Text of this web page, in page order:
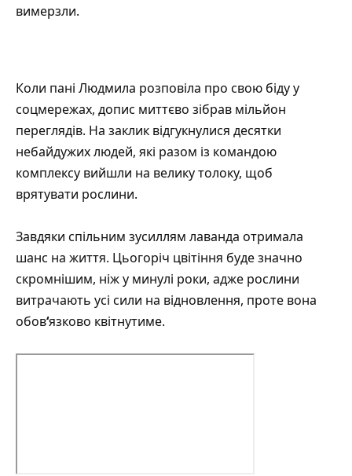
вимерзли.
Коли пані Людмила розповіла про свою біду у
соцмережах, допис миттєво зібрав мільйон
переглядів. На заклик відгукнулися десятки
небайдужих людей, які разом із командою
комплексу вийшли на велику толоку, щоб
врятувати рослини.
Завдяки спільним зусиллям лаванда отримала
шанс на життя. Цьогоріч цвітіння буде значно
скромнішим, ніж у минулі роки, адже рослини
витрачають усі сили на відновлення, проте вона
обов‘язково квітнутиме.